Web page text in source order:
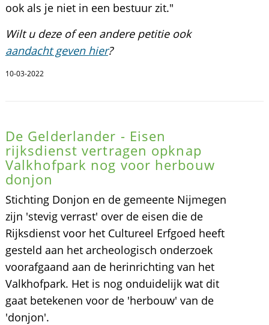
ook als je niet in een bestuur zit."
Wilt u deze of een andere petitie ook
aandacht geven hier?
10-03-2022
De Gelderlander - Eisen
rijksdienst vertragen opknap
Valkhofpark nog voor herbouw
donjon
Stichting Donjon en de gemeente Nijmegen
zijn 'stevig verrast' over de eisen die de
Rijksdienst voor het Cultureel Erfgoed heeft
gesteld aan het archeologisch onderzoek
voorafgaand aan de herinrichting van het
Valkhofpark. Het is nog onduidelijk wat dit
gaat betekenen voor de 'herbouw' van de
'donjon'.